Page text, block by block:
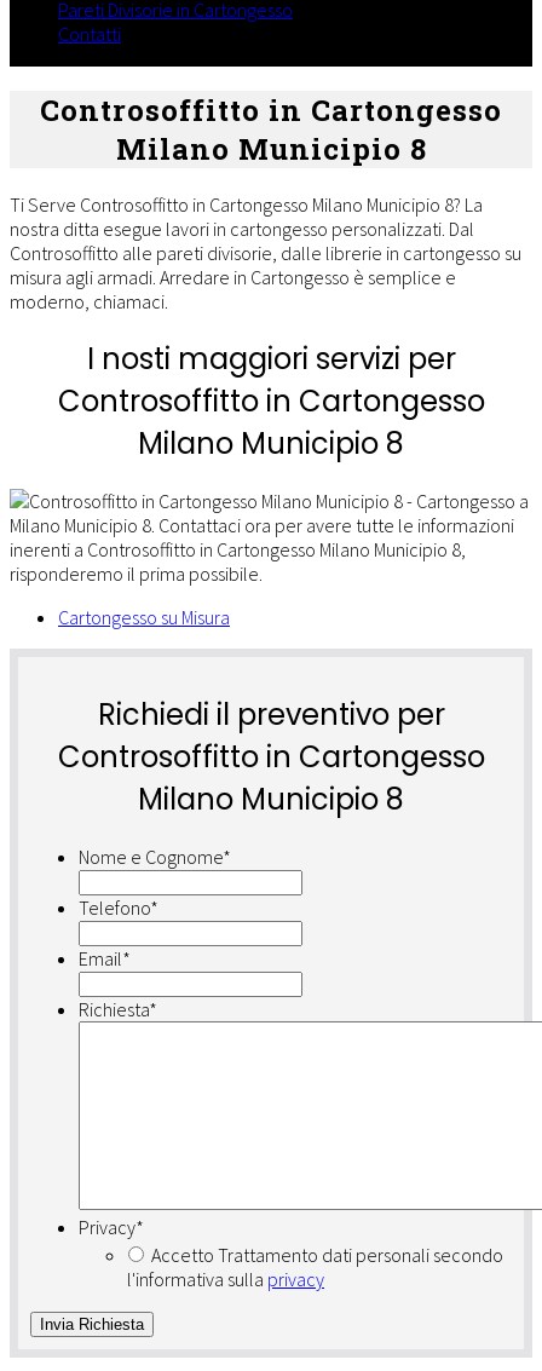
librerie
misura
Arredare
in
Cartongesso
è
semplice
Pareti Divisorie in Cartongesso
Contatti
Controsoffitto in Cartongesso
Milano Municipio 8
Ti Serve Controsoffitto in Cartongesso Milano Municipio 8? La
nostra ditta esegue lavori in cartongesso personalizzati. Dal
Controsoffitto alle pareti divisorie, dalle librerie in cartongesso su
misura agli armadi. Arredare in Cartongesso è semplice e
moderno, chiamaci.
I nosti maggiori servizi per
Controsoffitto in Cartongesso
Milano Municipio 8
Cartongesso su Misura
Richiedi il preventivo per
Controsoffitto in Cartongesso
Milano Municipio 8
Nome e Cognome*
Telefono*
Email*
Richiesta*
Privacy*
Accetto Trattamento dati personali secondo
l'informativa sulla privacy